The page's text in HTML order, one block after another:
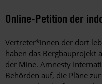
Online-Petition der
Vertreter*innen der dort
haben das Bergbauprojekt
der Mine. Amnesty
Behörden auf, die Pläne